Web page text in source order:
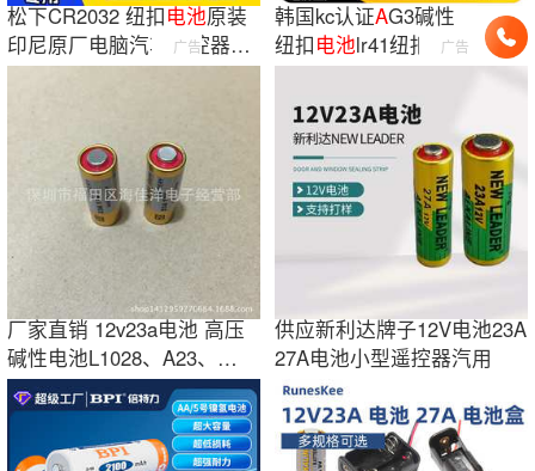
松下CR2032 纽扣电池原装
印尼原厂电脑汽车遥控器电
子秤汽配2450
广告
韩国kc认证AG3碱性
纽扣电池lr41纽扣
电
池跨境专供CE认证佳
盈电池
广告
厂家直销 12v23a电池 高压
碱性电池L1028、A23、
MN23、 LR23A
供应新利达牌子12V电池23A
27A电池小型遥控器汽用